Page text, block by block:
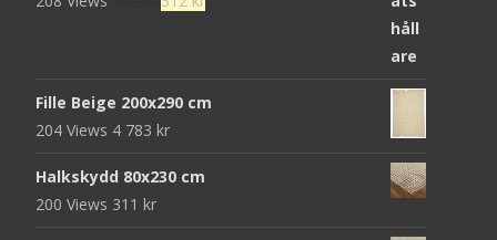
952 kr.312 kr.
Fille Beige 200x290 cm
204 Views 4 783 kr
Halkskydd 80x230 cm
200 Views 311 kr